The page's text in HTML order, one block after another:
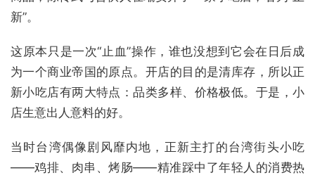
新”。
这原本只是一次“止血”操作，谁也没想到它会在日后成
为一个商业帝国的原点。开店的目的是清库存，所以正
新小吃店有两大特点：品类多样、价格极低。于是，小
店生意出人意料的好。
当时台湾偶像剧风靡内地，正新主打的台湾街头小吃
——鸡排、肉串、烤肠——精准踩中了年轻人的消费热